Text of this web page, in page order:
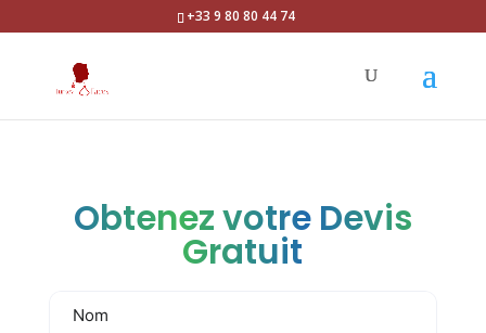
+33 9 80 80 44 74
Obtenez votre Devis
Gratuit